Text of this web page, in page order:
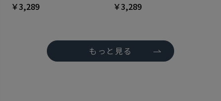
￥3,289 ￥3,289
もっと見る